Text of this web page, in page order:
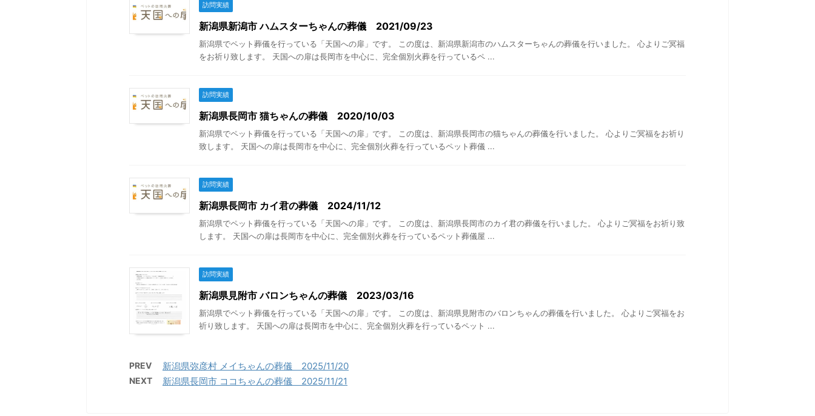
訪問実績
新潟県新潟市 ハムスターちゃんの葬儀 2021/09/23
新潟県でペット葬儀を行っている「天国への扉」です。 この度は、新潟県新潟市のハムスターちゃんの葬儀を行いました。 心よりご冥福
をお祈り致します。 天国への扉は長岡市を中心に、完全個別火葬を行っているペ ...
訪問実績
新潟県長岡市 猫ちゃんの葬儀 2020/10/03
新潟県でペット葬儀を行っている「天国への扉」です。 この度は、新潟県長岡市の猫ちゃんの葬儀を行いました。 心よりご冥福をお祈り
致します。 天国への扉は長岡市を中心に、完全個別火葬を行っているペット葬儀 ...
訪問実績
新潟県長岡市 カイ君の葬儀 2024/11/12
新潟県でペット葬儀を行っている「天国への扉」です。 この度は、新潟県長岡市のカイ君の葬儀を行いました。 心よりご冥福をお祈り致
します。 天国への扉は長岡市を中心に、完全個別火葬を行っているペット葬儀屋 ...
訪問実績
新潟県見附市 バロンちゃんの葬儀 2023/03/16
新潟県でペット葬儀を行っている「天国への扉」です。 この度は、新潟県見附市のバロンちゃんの葬儀を行いました。 心よりご冥福をお
祈り致します。 天国への扉は長岡市を中心に、完全個別火葬を行っているペット ...
PREV 新潟県弥彦村 メイちゃんの葬儀 2025/11/20
NEXT 新潟県長岡市 ココちゃんの葬儀 2025/11/21